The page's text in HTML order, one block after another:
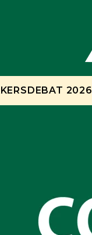
2026